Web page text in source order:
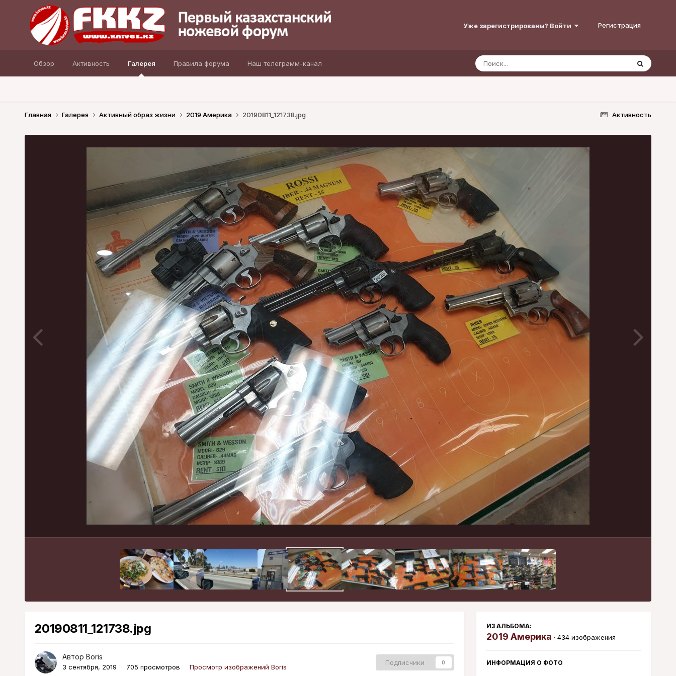
Уже зарегистрированы? Войти Регистрация
Обзор Активность Галерея Правила форума Наш телеграмм-канал
Активность
Главная Галерея Активный образ жизни 2019 Америка 20190811_121738.jpg
20190811_121738.jpg
Автор Boris
3 сентября, 2019 705 просмотров Просмотр изображений Boris
Подписчики 0
ИЗ АЛЬБОМА:
2019 Америка · 434 изображения
ИНФОРМАЦИЯ О ФОТО